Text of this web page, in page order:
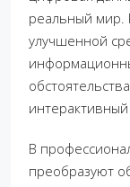
реальный мир.
улучшенной
В
преобразуют